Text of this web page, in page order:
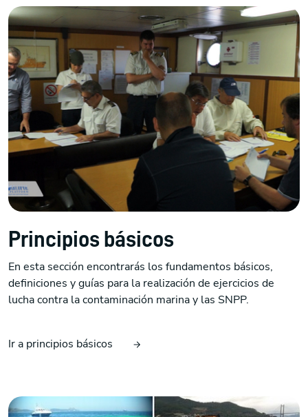
Principios básicos
En esta sección encontrarás los fundamentos básicos,
definiciones y guías para la realización de ejercicios de
lucha contra la contaminación marina y las SNPP.
Ir a principios básicos